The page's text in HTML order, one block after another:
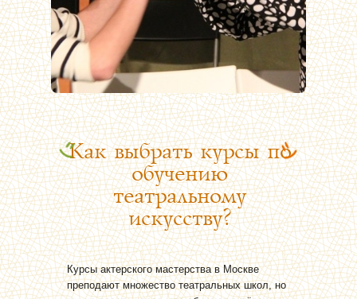
Как выбрать курсы по
обучению
театральному
искусству?
Курсы актерского мастерства в Москве
преподают множество театральных школ, но